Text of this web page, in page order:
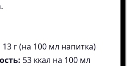
13 г (на 100 мл напитка)
53 ккал на 100 мл